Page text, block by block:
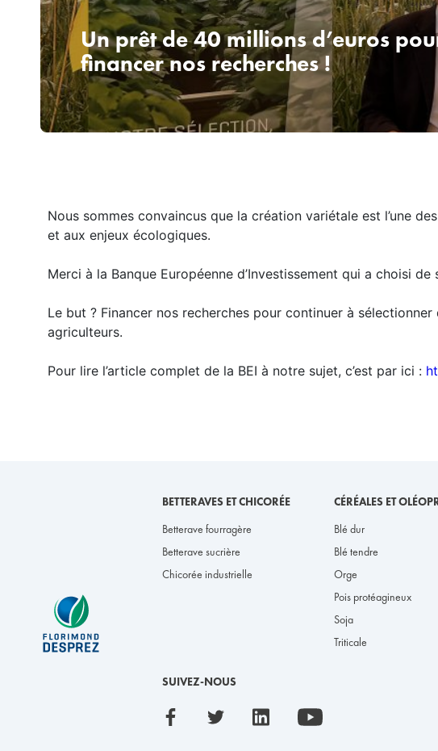
Un prêt de 40 millions d’euros
financer nos recherches !
Nous sommes convaincus que la création variétale est l’une
et aux enjeux écologiques.
Merci à la Banque Européenne d’Investissement qui a choisi
Le but ? Financer nos recherches pour continuer à
agriculteurs.
Pour lire l’article complet de la BEI à notre sujet, c’est par ici :
BETTERAVES ET CHICORÉE
Betterave fourragère
Betterave sucrière
Chicorée industrielle
CÉRÉALES ET
Blé dur
Blé tendre
Orge
Pois protéagineux
Soja
Triticale
SUIVEZ-NOUS